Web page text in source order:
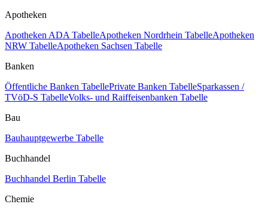
Apotheken
Apotheken ADA TabelleApotheken Nordrhein TabelleApotheken
NRW TabelleApotheken Sachsen Tabelle
Banken
Öffentliche Banken TabellePrivate Banken TabelleSparkassen /
TVöD-S TabelleVolks- und Raiffeisenbanken Tabelle
Bau
Bauhauptgewerbe Tabelle
Buchhandel
Buchhandel Berlin Tabelle
Chemie